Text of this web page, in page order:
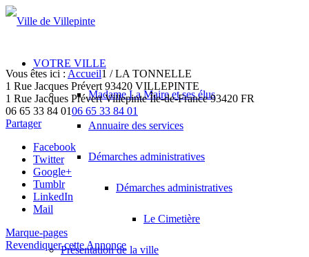
VOTRE VILLE
Madame La Maire et ses élus
Annuaire des services
Démarches administratives
Démarches administratives
Le Cimetière
Présentation de la ville
Vous êtes ici : Accueil1 / LA TONNELLE
1 Rue Jacques Prévert 93420 VILLEPINTE
1 Rue Jacques Prévert Villepinte Île-de-France 93420 FR
06 65 33 84 0106 65 33 84 01
Partager
Facebook
Twitter
Google+
Tumblr
LinkedIn
Mail
Marque-pages
Revendiquer cette Annonce